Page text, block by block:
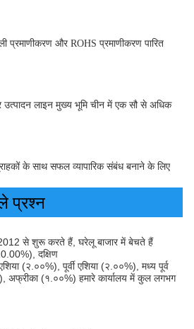
प्रमाणीकरण और ROHS प्रमाणीकरण पारित
उत्पादन लाइन मुख्य भूमि चीन में एक सौ से अधिक
के साथ सफल व्यापारिक संबंध बनाने के लिए
प्रश्न
से शुरू करते हैं, घरेलू बाजार में बेचते हैं
दक्षिण
(२.००%), पूर्वी एशिया (२.००%), मध्य पूर्व
अफ्रीका (१.००%) हमारे कार्यालय में कुल लगभग